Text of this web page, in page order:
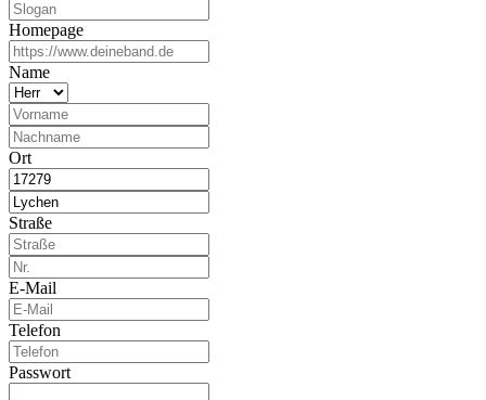
Homepage
Name
Ort
Straße
E-Mail
Telefon
Passwort